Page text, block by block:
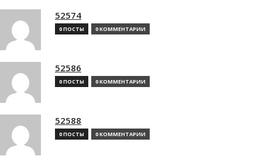
52574
0 ПОСТЫ 0 КОММЕНТАРИИ
52586
0 ПОСТЫ 0 КОММЕНТАРИИ
52588
0 ПОСТЫ 0 КОММЕНТАРИИ